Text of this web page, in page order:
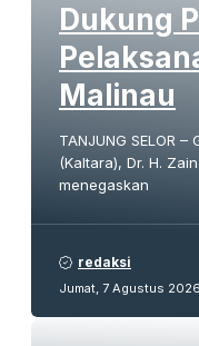
Dukung
Malinau
TANJUNG SELOR
(Kaltara), Dr. H.
menegaskan
redaksi
Jumat, 7 Agustus 2026